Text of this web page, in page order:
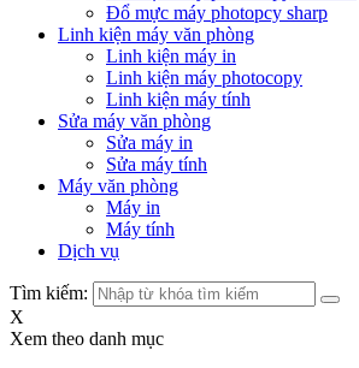
Đổ mực máy photopcy sharp
Linh kiện máy văn phòng
Linh kiện máy in
Linh kiện máy photocopy
Linh kiện máy tính
Sửa máy văn phòng
Sửa máy in
Sửa máy tính
Máy văn phòng
Máy in
Máy tính
Dịch vụ
Tìm kiếm:
X
Xem theo danh mục